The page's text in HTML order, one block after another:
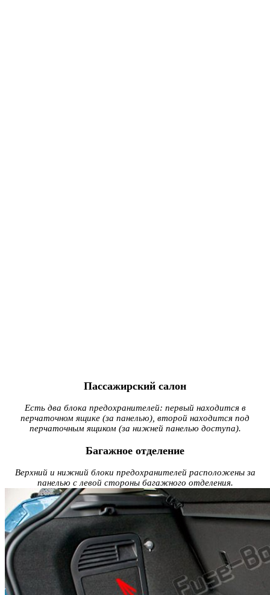
Пассажирский салон
Есть два блока предохранителей: первый находится в
перчаточном ящике (за панелью), второй находится под
перчаточным ящиком (за нижней панелью доступа).
Багажное отделение
Верхний и нижний блоки предохранителей расположены за
панелью с левой стороны багажного отделения.